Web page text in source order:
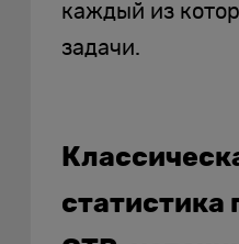
каждый из
задачи.
статистика